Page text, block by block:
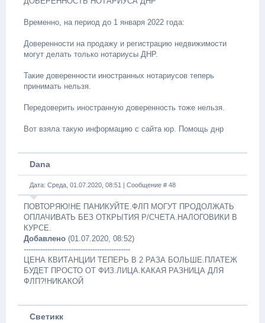
Временно, на период до 1 января 2022 года:
Доверенности на продажу и регистрацию недвижимости
могут делать только нотариусы ДНР.
Такие доверенности иностранных нотариусов теперь
принимать нельзя.
Передоверить иностранную доверенность тоже нельзя.
Вот взяла такую информацию с сайта юр. Помощь днр
Dana
Дата: Среда, 01.07.2020, 08:51 | Сообщение # 48
ПОВТОРЯЮ!НЕ ПАНИКУЙТЕ.ФЛП МОГУТ ПРОДОЛЖАТЬ
ОПЛАЧИВАТЬ БЕЗ ОТКРЫТИЯ Р/СЧЕТА.НАЛОГОВИКИ В
КУРСЕ.
Добавлено (01.07.2020, 08:52)
---------------------------------------------
ЦЕНА КВИТАНЦИИ ТЕПЕРЬ В 2 РАЗА БОЛЬШЕ.ПЛАТЕЖ
БУДЕТ ПРОСТО ОТ ФИЗ.ЛИЦА.КАКАЯ РАЗНИЦА ДЛЯ
ФЛП?!НИКАКОЙ
Светикк